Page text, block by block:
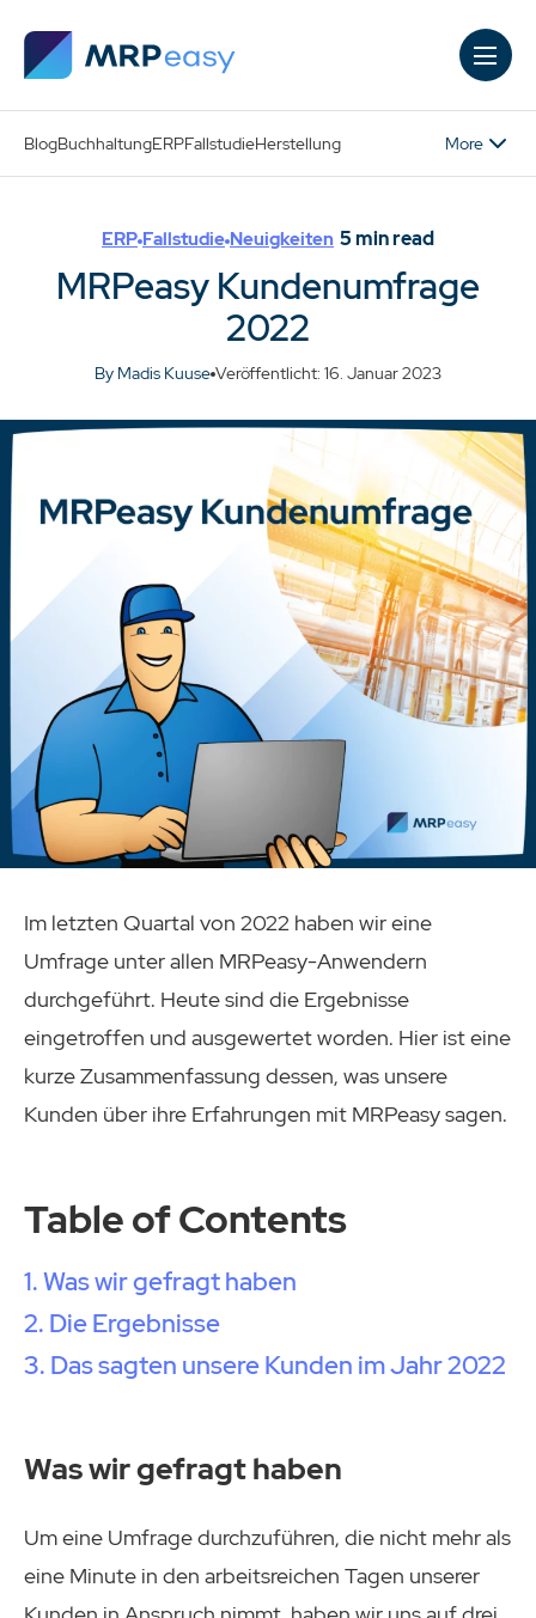
BlogBuchhaltungERPFallstudieHerstellung More
ERP Fallstudie Neuigkeiten 5min read
MRPeasy Kundenumfrage
2022
By Madis Kuuse Veröffentlicht: 16. Januar 2023
Im letzten Quartal von 2022 haben wir eine
Umfrage unter allen MRPeasy-Anwendern
durchgeführt. Heute sind die Ergebnisse
eingetroffen und ausgewertet worden. Hier ist eine
kurze Zusammenfassung dessen, was unsere
Kunden über ihre Erfahrungen mit MRPeasy sagen.
Table of Contents
Was wir gefragt haben
Die Ergebnisse
Das sagten unsere Kunden im Jahr 2022
Was wir gefragt haben
Um eine Umfrage durchzuführen, die nicht mehr als
eine Minute in den arbeitsreichen Tagen unserer